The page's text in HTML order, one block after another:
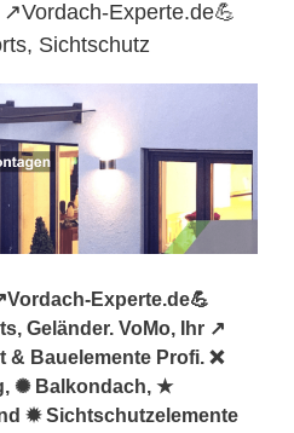
Experte.de💪
Sichtschutz
Experte.de💪
Geländer. VoMo, Ihr ↗️
Bauelemente Profi. ❌
✺ Balkondach, ★
✹ Sichtschutzelemente